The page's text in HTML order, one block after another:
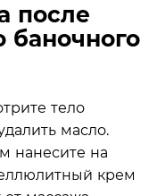
после
баночного
тело
масло.
нанесите на
крем